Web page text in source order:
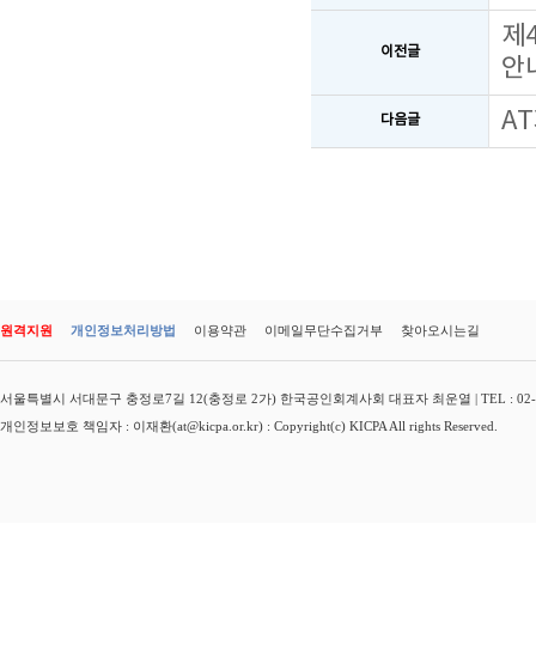
이전글
제
안
다음글
원격지원 개인정보처리방법 이용약관 이메일무단수집거부 찾아오시는길
서울특별시 서대문구 충정로7길 12(충정로 2가) 한국공인회계사회 대표자 최운열 | TEL :
개인정보보호 책임자 : 이재환(at@kicpa.or.kr) : Copyright(c) KICPA All rights Reserved.